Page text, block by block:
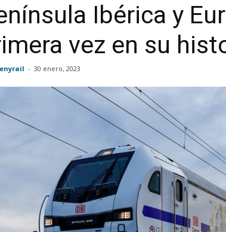
Ibérica y
vez en su
- 30 enero, 2023